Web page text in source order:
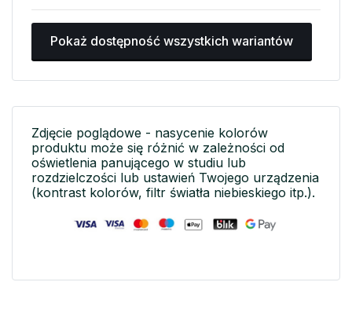
Pokaż dostępność wszystkich wariantów
Zdjęcie poglądowe - nasycenie kolorów
produktu może się różnić w zależności od
oświetlenia panującego w studiu lub
rozdzielczości lub ustawień Twojego urządzenia
(kontrast kolorów, filtr światła niebieskiego itp.).